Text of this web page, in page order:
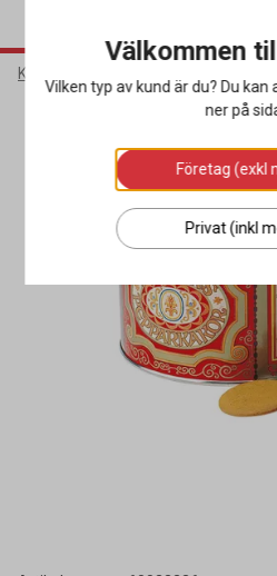
Kök & Servering
Välkommen
Vilken typ av kund är du? Du
ner på
Företag (exkl
Privat (inkl